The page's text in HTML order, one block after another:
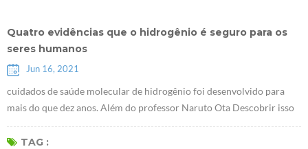
Quatro evidências que o hidrogênio é seguro para os
seres humanos
Jun 16, 2021
cuidados de saúde molecular de hidrogênio foi desenvolvido para
mais do que dez anos. Além do professor Naruto Ota Descobrir isso
moléculas de hidrogênioTer propriedades antioxidantes seletivas em
2007, alguns estudiosos descobriram recentemente que o hidrogênio
TAG :